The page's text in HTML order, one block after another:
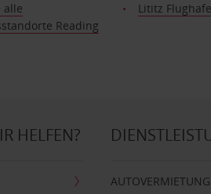
alle
Reading
Lititz
HELFEN?
AUTOVERMIETUNG